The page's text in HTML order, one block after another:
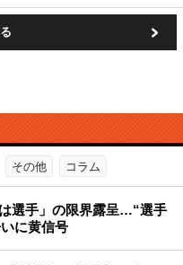
その他 コラム
選手」の限界露呈…“選手
に黄信号